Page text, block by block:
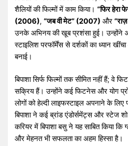
शैलियों की फिल्मों में काम किया।“फिर हेरा
(2006),“जब वी मेट” (2007) और
उनके अभिनय की खूब प्रशंसा हुई।
स्टाइलिश परफॉर्मेंस से दर्शकों का ध्यान
बनाई।
बिपाशा सिर्फ फिल्मों तक सीमित नहीं हैं; वे
सक्रिय हैं। उन्होंने कई फिटनेस और योग
लोगों को हेल्दी लाइफस्टाइल अपनाने के लिए
बिपाशा ने कई ब्रांड एंडोर्समेंट्स और स्टेज
करियर में बिपाशा बसु ने यह साबित किया
और मेहनत भी सफलता का अहम हिस्सा है।